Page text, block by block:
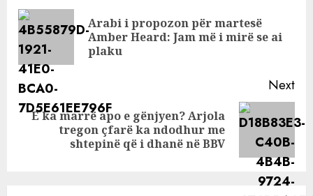
ndarjes së çiftit
ReadingArabi i propozon për martesë
Amber Heard: Jam më i mirë se ai
plaku
Next
Next
E ka marrë apo e gënjyen? Arjola
tregon çfarë ka ndodhur me
shtepinë që i dhanë në BBV